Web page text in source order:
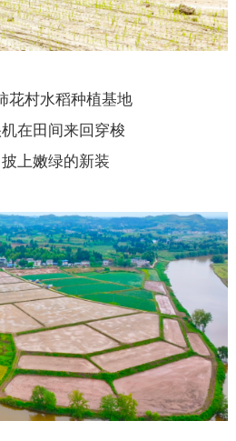
花村水稻种植基地
在田间来回穿梭
上嫩绿的新装